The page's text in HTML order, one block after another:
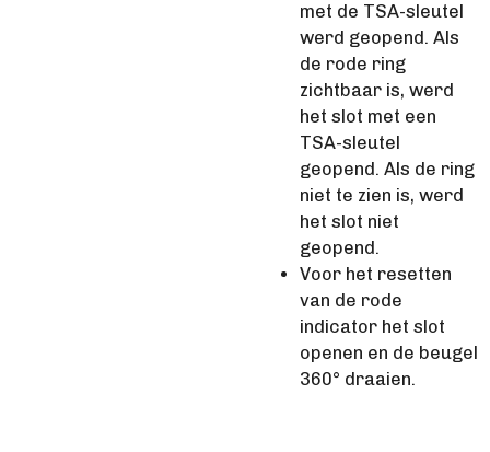
met de TSA-sleutel
werd geopend. Als
de rode ring
zichtbaar is, werd
het slot met een
TSA-sleutel
geopend. Als de ring
niet te zien is, werd
het slot niet
geopend.
Voor het resetten
van de rode
indicator het slot
openen en de beugel
360° draaien.